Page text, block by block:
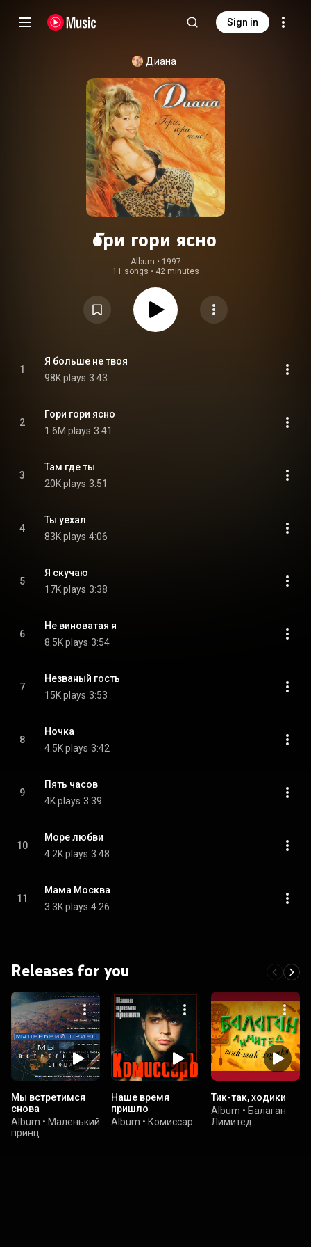
Sign in
Диана
Гори гори ясно
Album • 1997
11 songs • 42 minutes
1
Я больше не твоя
98K plays 3:43
2
Гори гори ясно
1.6M plays 3:41
3
Там где ты
20K plays 3:51
4
Ты уехал
83K plays 4:06
5
Я скучаю
17K plays 3:38
6
Не виноватая я
8.5K plays 3:54
7
Незваный гость
15K plays 3:53
8
Ночка
4.5K plays 3:42
9
Пять часов
4K plays 3:39
10
Море любви
4.2K plays 3:48
11
Мама Москва
3.3K plays 4:26
Releases for you
Мы встретимся
снова
Album • Маленький
принц
Наше время
пришло
Album • Комиссар
Тик-так, ходики
Album • Балаган
Лимитед